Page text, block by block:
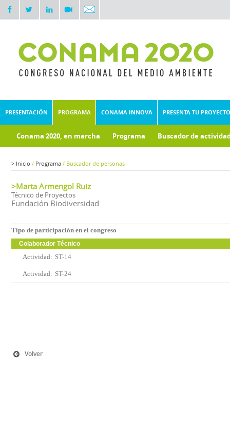
PRESENTACIÓN PROGRAMA CONAMA INNOVA PRESENTA TU PROYECTO
Conama 2020, en marcha Programa Buscador de
> Inicio / Programa / Buscador de personas
>Marta Armengol Ruiz
Técnico de Proyectos
Fundación Biodiversidad
Tipo de participación en el congreso
Colaborador Técnico
Actividad: ST-14
Actividad: ST-24
Volver